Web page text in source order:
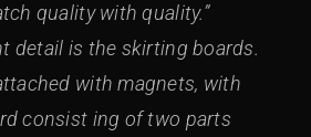
quality with quality.”
detail is the skirting boards.
with magnets, with
consist ing of two parts